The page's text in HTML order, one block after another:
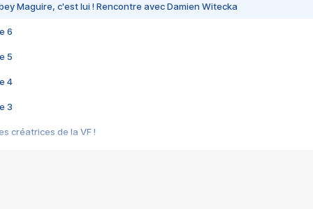
Maguire, c'est lui ! Rencontre avec Damien Witecka
6
5
4
3
créatrices de la VF !